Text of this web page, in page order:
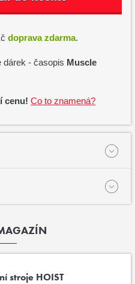
doprava zdarma.
dárek - časopis Muscle
cenu! Co to znamená?
stroje HOIST